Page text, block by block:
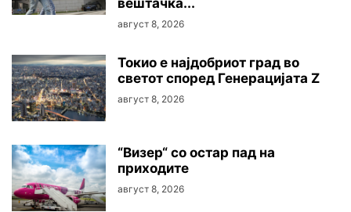
август 8, 2026
Токио е најдобриот град во
светот според Генерацијата Z
август 8, 2026
“Визер“ со остар пад на
приходите
август 8, 2026